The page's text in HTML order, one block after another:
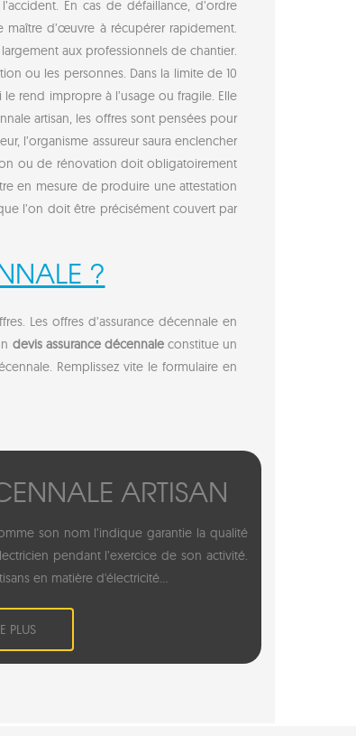
En cas de défaillance, d’ordre
d’œuvre à récupérer rapidement.
aux professionnels de chantier.
ou les personnes. Dans la limite de 10
rend impropre à l’usage ou fragile. Elle
artisan, les offres sont pensées pour
l’organisme assureur saura enclencher
ou de rénovation doit obligatoirement
en mesure de produire une attestation
l’on doit être précisément couvert par
?
Les offres d’assurance décennale en
devis assurance décennale constitue un
Remplissez vite le formulaire en
ARTISAN
son nom l’indique garantie la qualité
pendant l’exercice de son activité.
en matière d'électricité...
PLUS